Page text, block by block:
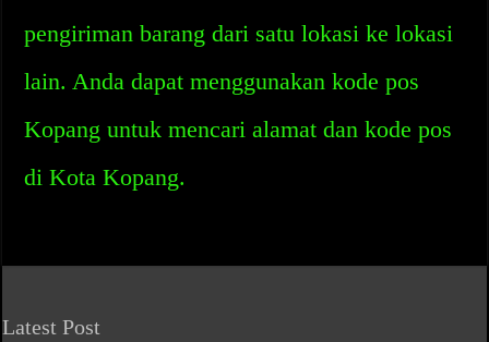
pengiriman barang dari satu lokasi ke lokasi
lain. Anda dapat menggunakan kode pos
Kopang untuk mencari alamat dan kode pos
di Kota Kopang.
Latest Post